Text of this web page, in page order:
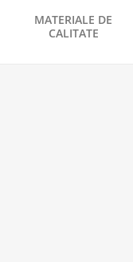
MATERIALE DE
CALITATE